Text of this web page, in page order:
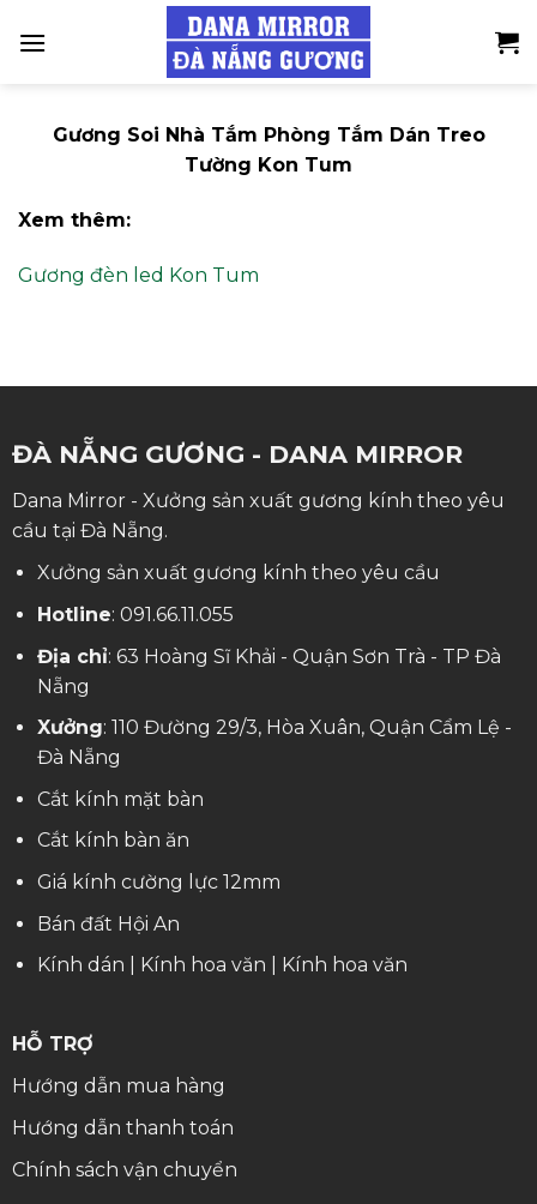
Gương Soi Nhà Tắm Phòng Tắm Dán Treo
Tường Kon Tum
Xem thêm:
Gương đèn led Kon Tum
ĐÀ NẴNG GƯƠNG - DANA MIRROR
Dana Mirror - Xưởng sản xuất gương kính theo yêu
cầu tại Đà Nẵng.
Xưởng sản xuất gương kính theo yêu cầu
Hotline: 091.66.11.055
Địa chỉ: 63 Hoàng Sĩ Khải - Quận Sơn Trà - TP Đà
Nẵng
Xưởng: 110 Đường 29/3, Hòa Xuân, Quận Cẩm Lệ -
Đà Nẵng
Cắt kính mặt bàn
Cắt kính bàn ăn
Giá kính cường lực 12mm
Bán đất Hội An
Kính dán
Kính hoa văn Kính hoa văn
HỖ TRỢ
Hướng dẫn mua hàng
Hướng dẫn thanh toán
Chính sách vận chuyển